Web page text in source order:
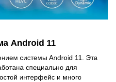
Android 11
системы Android 11. Эта
специально для
интерфейс и много